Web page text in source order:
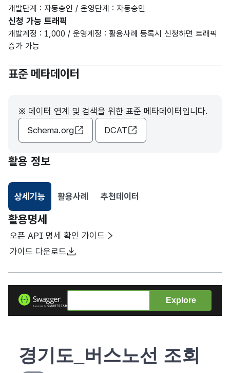
개발단계 : 자동승인 / 운영단계 : 자동승인
신청 가능 트래픽
개발계정 : 1,000 / 운영계정 : 활용사례 등록시 신청하면 트래픽
증가 가능
표준 메타데이터
※ 데이터 연계 및 검색을 위한 표준 메타데이터입니다.
Schema.org
DCAT
활용 정보
상세기능
선택됨
활용사례 추천데이터
활용명세
오픈 API 명세 확인 가이드
가이드 다운로드
Explore
경기도_버스노선 조회